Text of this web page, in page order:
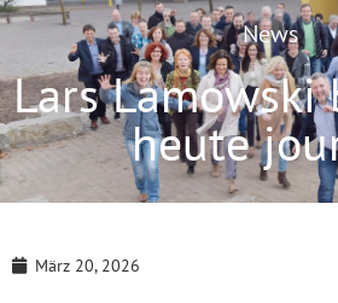
News
Lars Lamowski
heute
März 20, 2026